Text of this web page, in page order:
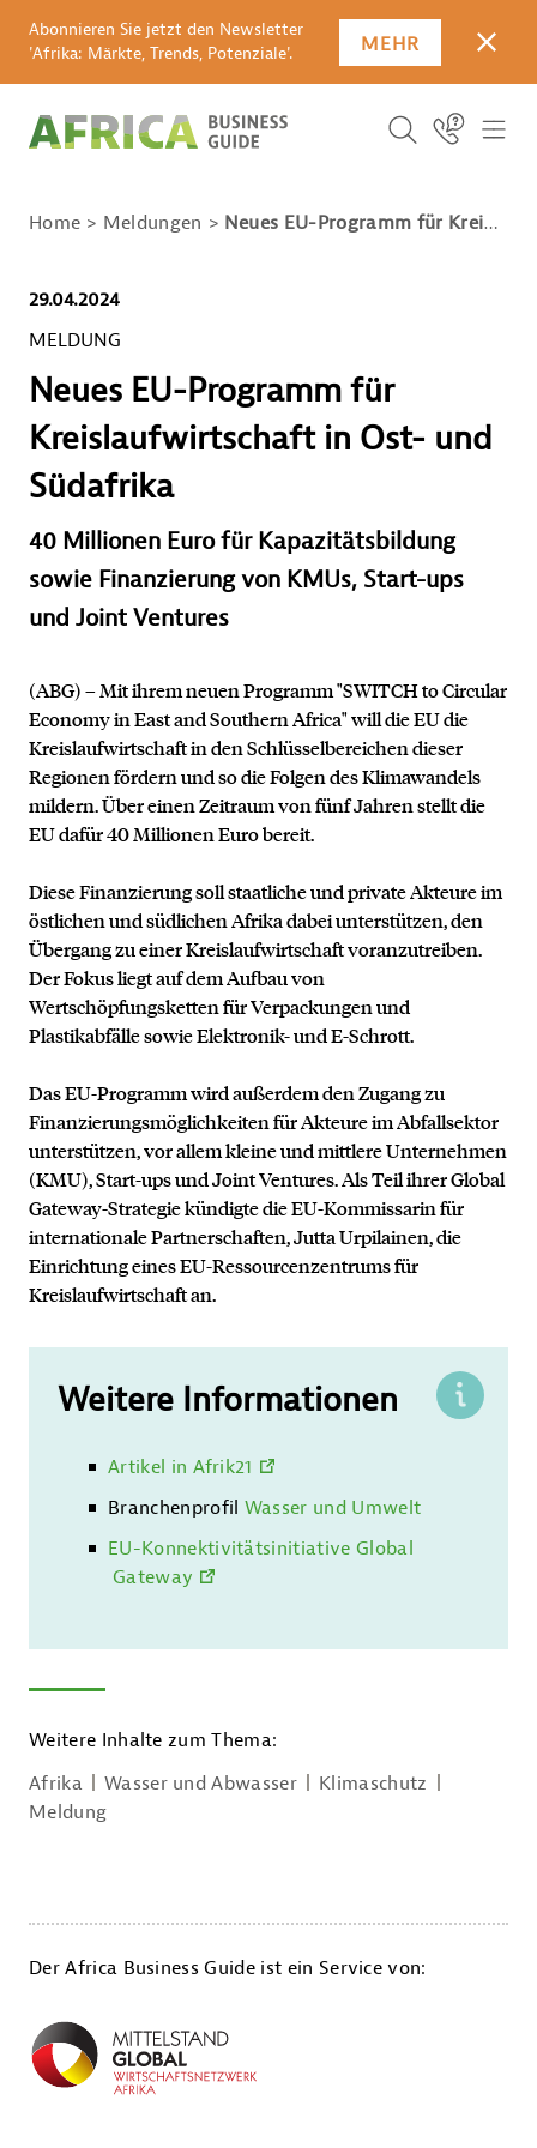
Abonnieren Sie jetzt den Newsletter
'Afrika: Märkte, Trends, Potenziale'.
MEHR
ICON
SUCHBEGRIFF
SUCHEN
Icon Link
Home Meldungen Neues EU-Programm für Kreislaufwirtschaft in Ost- und Südafrika
29.04.2024
MELDUNG
Neues EU-Programm für
Kreislaufwirtschaft in Ost- und
Südafrika
40 Millionen Euro für Kapazitätsbildung
sowie Finanzierung von KMUs, Start-ups
und Joint Ventures
(ABG) – Mit ihrem neuen Programm "SWITCH to Circular
Economy in East and Southern Africa" will die EU die
Kreislaufwirtschaft in den Schlüsselbereichen dieser
Regionen fördern und so die Folgen des Klimawandels
mildern. Über einen Zeitraum von fünf Jahren stellt die
EU dafür 40 Millionen Euro bereit.
Diese Finanzierung soll staatliche und private Akteure im
östlichen und südlichen Afrika dabei unterstützen, den
Übergang zu einer Kreislaufwirtschaft voranzutreiben.
Der Fokus liegt auf dem Aufbau von
Wertschöpfungsketten für Verpackungen und
Plastikabfälle sowie Elektronik- und E-Schrott.
Das EU-Programm wird außerdem den Zugang zu
Finanzierungsmöglichkeiten für Akteure im Abfallsektor
unterstützen, vor allem kleine und mittlere Unternehmen
(KMU), Start-ups und Joint Ventures. Als Teil ihrer Global
Gateway-Strategie kündigte die EU-Kommissarin für
internationale Partnerschaften, Jutta Urpilainen, die
Einrichtung eines EU-Ressourcenzentrums für
Kreislaufwirtschaft an.
Weitere Informationen
Artikel in Afrik21
Branchenprofil Wasser und Umwelt
EU-Konnektivitätsinitiative Global
Gateway
Weitere Inhalte zum Thema:
Afrika
Wasser und Abwasser
Klimaschutz
Meldung
Der Africa Business Guide ist ein Service von:
Kontakt